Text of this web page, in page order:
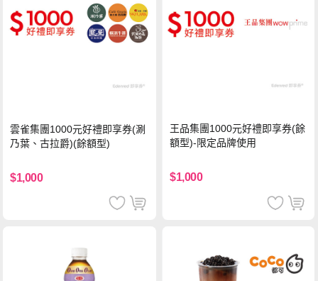
雲雀集團1000元好禮即享券(涮
乃葉、古拉爵)(餘額型)
$1,000
王品集團1000元好禮即享券(餘
額型)-限定品牌使用
$1,000